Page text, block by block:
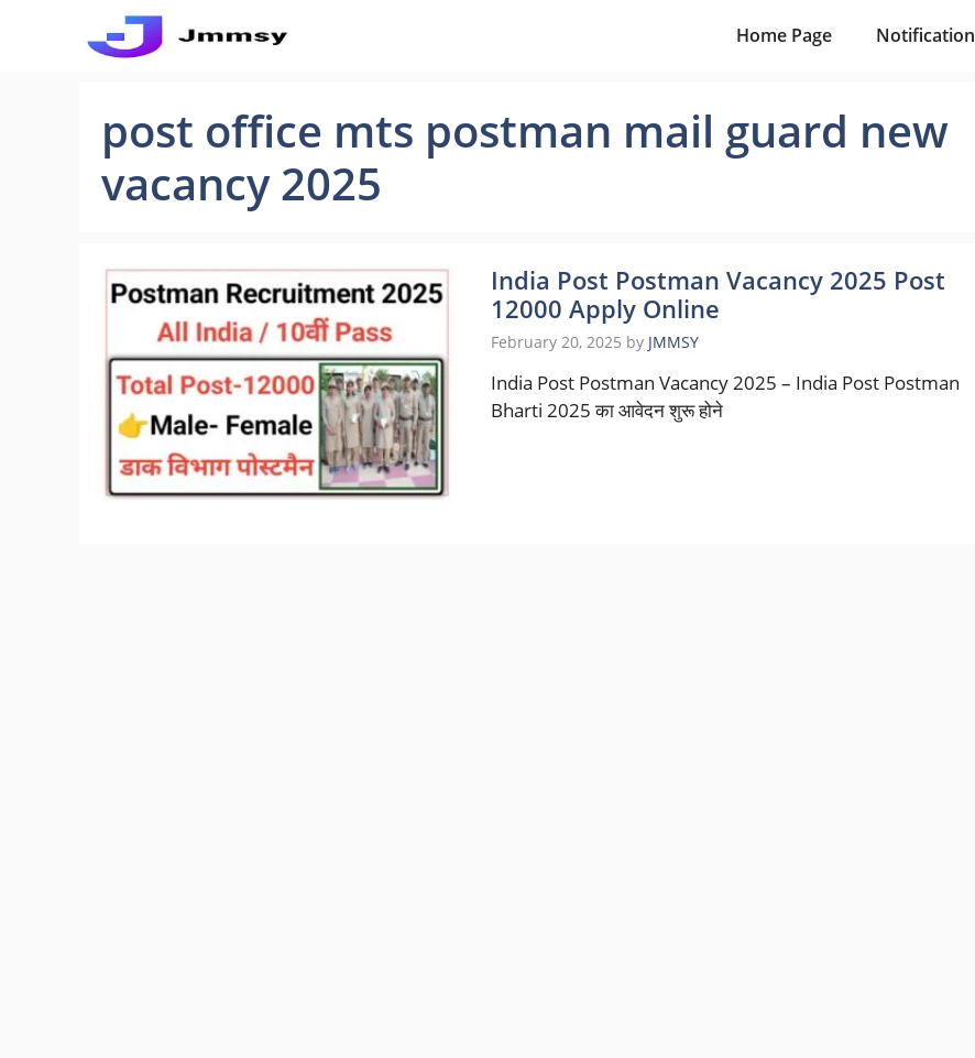
Home Page Notification
post office mts postman mail guard new
vacancy 2025
India Post Postman Vacancy 2025 Post
12000 Apply Online
February 20, 2025 by JMMSY
India Post Postman Vacancy 2025 – India Post Postman
Bharti 2025 का आवेदन शुरू होने